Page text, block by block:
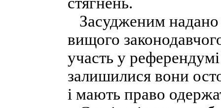
Засудженим надано
вищого
участь у
залишилися вони
і мають право